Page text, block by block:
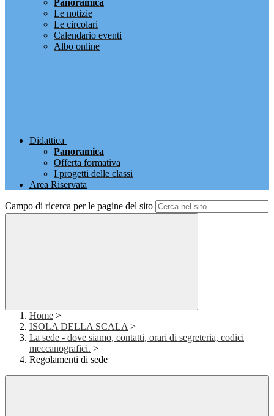
Panoramica
Le notizie
Le circolari
Calendario eventi
Albo online
Didattica
Panoramica
Offerta formativa
I progetti delle classi
Area Riservata
Campo di ricerca per le pagine del sito
Home >
ISOLA DELLA SCALA >
La sede - dove siamo, contatti, orari di segreteria, codici
meccanografici. >
Regolamenti di sede